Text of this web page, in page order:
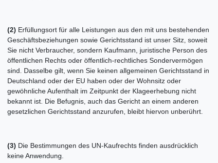
(2) Erfüllungsort für alle Leistungen aus den mit uns bestehenden
Geschäftsbeziehungen sowie Gerichtsstand ist unser Sitz, soweit
Sie nicht Verbraucher, sondern Kaufmann, juristische Person des
öffentlichen Rechts oder öffentlich-rechtliches Sondervermögen
sind. Dasselbe gilt, wenn Sie keinen allgemeinen Gerichtsstand in
Deutschland oder der EU haben oder der Wohnsitz oder
gewöhnliche Aufenthalt im Zeitpunkt der Klageerhebung nicht
bekannt ist. Die Befugnis, auch das Gericht an einem anderen
gesetzlichen Gerichtsstand anzurufen, bleibt hiervon unberührt.
(3) Die Bestimmungen des UN-Kaufrechts finden ausdrücklich
keine Anwendung.